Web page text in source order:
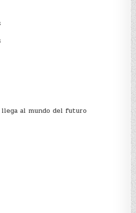
al mundo del futuro